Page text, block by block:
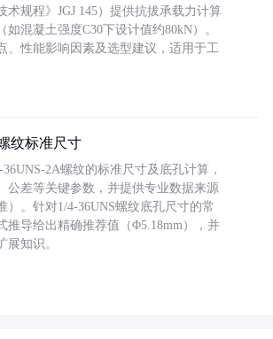
术规程》JGJ 145）提供抗拔承载力计算
如混凝土强度C30下设计值约80kN）。
、性能影响因素及选型建议，适用于工
纹标准尺寸
2A螺纹的标准尺寸及底孔计算，
公差等关键参数，并提供专业数据来源
）。针对1/4-36UNS螺纹底孔尺寸的常
推导给出精确推荐值（Φ5.18mm），并
展知识。